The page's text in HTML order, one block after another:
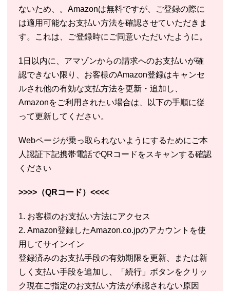
ないため、。Amazonは無料ですが、ご登録の際に
は適用可能なお支払い方法を確認させていただきま
す。これは、ご登録時にご同意いただいたように。
1日以内に、アマゾンからの請求へのお支払いが確
認できない限り、お客様のAmazon登録はキャンセ
ルされ他の有効な支払方法を更新・追加し、
Amazonをご利用されたい場合は、以下の手順に従
って更新してください。
Webページが乗っ取られないようにするためにご本
人認証下記携帯電話でQRコードをスキャンする確認
ください
>>>>（QRコード）<<<<
1. お客様のお支払い方法にアクセス
2. Amazon登録したAmazon.co.jpのアカウントを使
用してサインイン
登録済みのお支払手段の有効期限を更新、または新
しく支払い手段を追加し、「続行」ボタンをクリッ
ク現在ご指定のお支払い方法が承認されない原因